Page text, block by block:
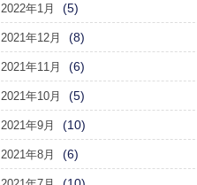
2022年1月 (5)
2021年12月 (8)
2021年11月 (6)
2021年10月 (5)
2021年9月 (10)
2021年8月 (6)